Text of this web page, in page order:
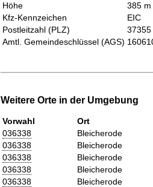
Höhe
385 m
Kfz-Kennzeichen
EIC
Postleitzahl (PLZ)
37355
Amtl. Gemeindeschlüssel (AGS)
Weitere Orte in der Umgebung
Vorwahl
Ort
036338
Bleicherode
036338
Bleicherode
036338
Bleicherode
036338
Bleicherode
036338
Bleicherode